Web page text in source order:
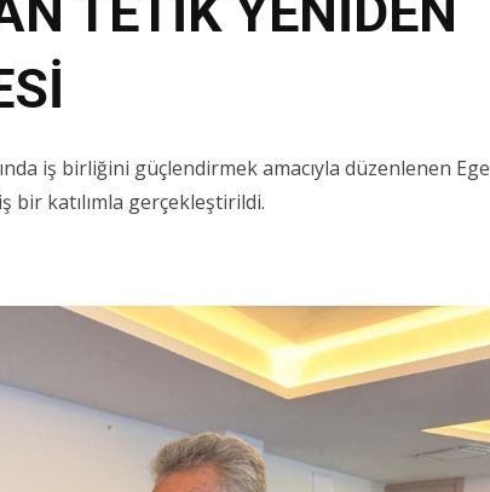
iş birliğini güçlendirmek amacıyla düzenlenen Ege
bir katılımla gerçekleştirildi.